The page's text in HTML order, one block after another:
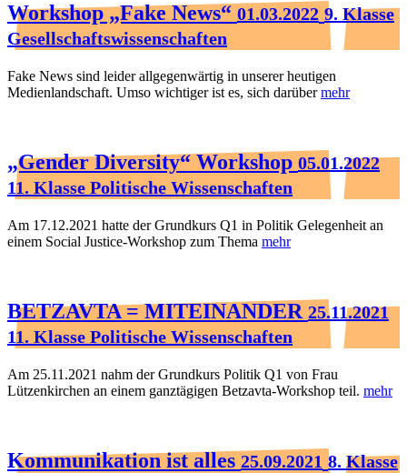
Workshop „Fake News“ 01.03.2022 9. Klasse
Gesellschaftswissenschaften
Fake News sind leider allgegenwärtig in unserer heutigen
Medienlandschaft. Umso wichtiger ist es, sich darübermehr
„Gender Diversity“ Workshop 05.01.2022
11. Klasse Politische Wissenschaften
Am 17.12.2021 hatte der Grundkurs Q1 in Politik Gelegenheit an
einem Social Justice-Workshop zum Thema mehr
BETZAVTA = MITEINANDER 25.11.2021
11. Klasse Politische Wissenschaften
Am 25.11.2021 nahm der Grundkurs Politik Q1 von Frau
Lützenkirchen an einem ganztägigen Betzavta-Workshop teil. mehr
Kommunikation ist alles 25.09.2021 8. Klasse